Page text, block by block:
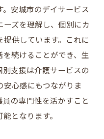
護サービスその実態
きる介護の仕事
社会的役割とは
る介護サービスの現
安城市のデイサービス
ズを理解し、個別にカ
供しています。これに
を続けることができ、生
支援は介護サービスの
心感にもつながりま
の専門性を活かすこと
となります。